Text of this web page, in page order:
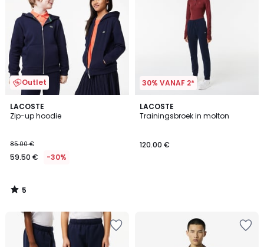
Outlet
LACOSTE
Zip-up hoodie
85.00 €
59.50 € -30%
5
/
5
/
30% VANAF 2*
LACOSTE
Trainingsbroek in molton
120.00 €